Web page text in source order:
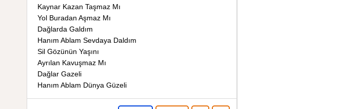
Kaynar Kazan Taşmaz Mı
Yol Buradan Aşmaz Mı
Dağlarda Galdım
Hanım Ablam Sevdaya Daldım
Sil Gözünün Yaşını
Ayrılan Kavuşmaz Mı
Dağlar Gazeli
Hanım Ablam Dünya Güzeli